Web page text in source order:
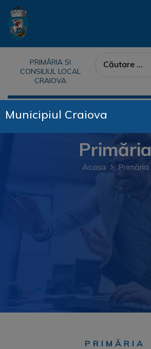
PRIMĂRIA SI
CONSILIUL LOCAL
CRAIOVA
Primăria
Acasa Primăria
PRIMĂRIA